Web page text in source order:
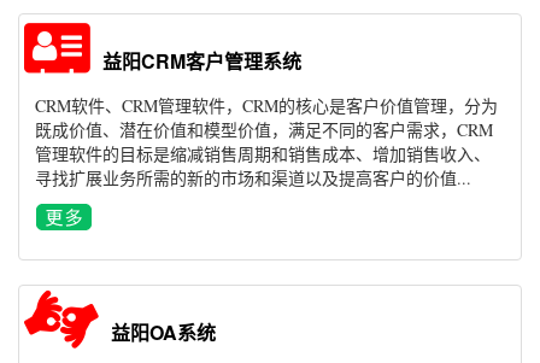
益阳CRM客户管理系统
CRM软件、CRM管理软件，CRM的核心是客户价值管理，分为
既成价值、潜在价值和模型价值，满足不同的客户需求，CRM
管理软件的目标是缩减销售周期和销售成本、增加销售收入、
寻找扩展业务所需的新的市场和渠道以及提高客户的价值...
益阳OA系统